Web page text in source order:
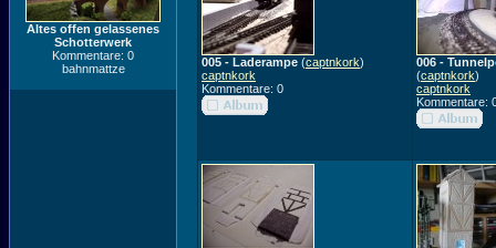
Altes offen gelassenes
Schotterwerk
Kommentare: 0
bahnmattze
005 - Laderampe (captnkork)
captnkork
Kommentare: 0
006 -
(captnkork)
captnkork
Kommentare: